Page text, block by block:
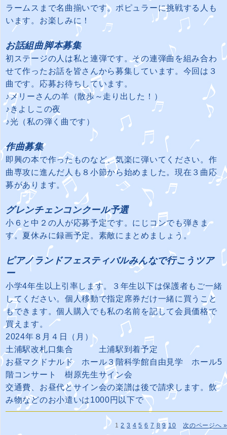
ラームスまで名曲揃いです。ポピュラーに挑戦する人も
います。お楽しみに！
お話組曲脚本募集
初ステージの人は私と連弾です。その連弾曲を組み合わ
せて作ったお話を皆さんから募集しています。 今回は３
曲です。応募お待ちしています。
♪メリーさんの羊（散歩～走り出した！）
♪きよしこの夜
♪光（私の弾く曲です）
作曲募集
即興の本で作ったものなど、気楽に弾いてください。作
曲専攻に進んだ人も８小節から始めました。現在３曲応
募があります。
グレンチェンコンクール予選
小６と中２の人が応募予定です。にじコンでも弾きま
す。夏休みに録画予定。素敵にまとめましょう。
ピアノランドフェスティバルみんなで行こうツア
ー
小学4年生以上引率します。３年生以下は保護者もご一緒
してください。個人移動で指定席券だけ一緒に買うこと
もできます。個人購入でも私の名前を記して会員価格で
買えます。
2024年８月４日（月）
土浦駅改札口集合 土浦駅到着予定
お昼マクドナルド ホール３階科学館自由見学 ホール5
階コンサート 樹原先生サイン会
交通費、お昼代とサイン会の楽譜は後で請求します。飲
み物などのお小遣いは1000円以下で
1 2 3 4 5 6 7 8 9 10 次のページへ »